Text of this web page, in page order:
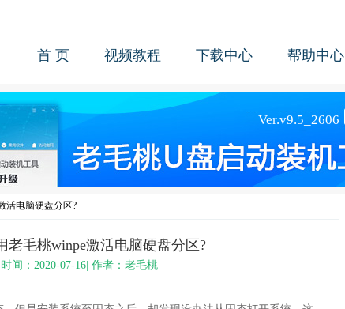
首 页 视频教程 下载中心 帮助中心
活电脑硬盘分区?
老毛桃winpe激活电脑硬盘分区?
时间：2020-07-16| 作者：老毛桃